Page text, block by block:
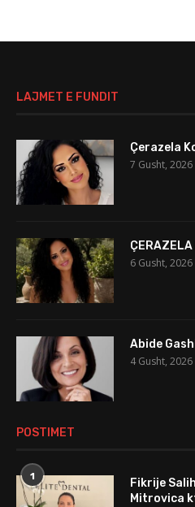
LAJMET E FUNDIT
Çerazela
7 Gusht, 2026
ÇERAZELA
6 Gusht, 2026
Abide
4 Gusht, 2026
POSTIMET
1
Fikrije
Mitrovica